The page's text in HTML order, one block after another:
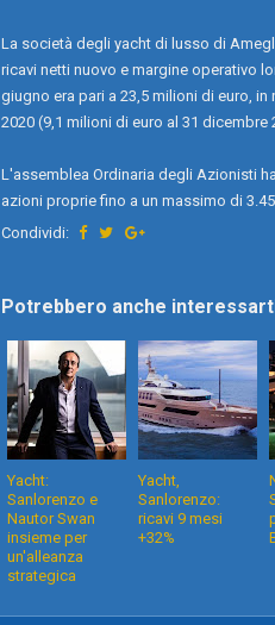
La società degli yacht di lusso di
ricavi netti nuovo e margine operativo
giugno era pari a 23,5 milioni di euro,
2020 (9,1 milioni di euro al 31
L'assemblea Ordinaria degli Azionisti
azioni proprie fino a un massimo di
Condividi:
Potrebbero anche
Yacht:
Sanlorenzo e
Nautor Swan
insieme per
un'alleanza
strategica
Yacht,
Sanlorenzo:
ricavi 9 mesi
+32%